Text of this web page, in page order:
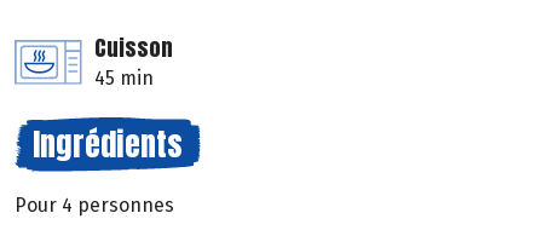
Cuisson
45 min
Ingrédients
Pour 4 personnes